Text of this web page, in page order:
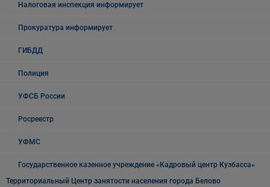
Налоговая инспекция информирует
Прокуратура информирует
ГИБДД
Полиция
УФСБ России
Росреестр
УФМС
Государственное казенное учреждение «Кадровый центр Кузбасса»
Территориальный Центр занятости населения города Белово